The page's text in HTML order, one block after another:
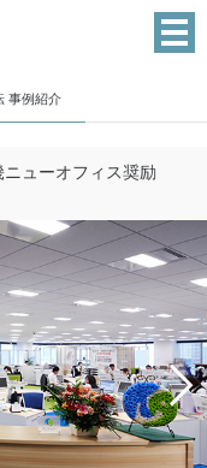
事例紹介
ューオフィス奨励